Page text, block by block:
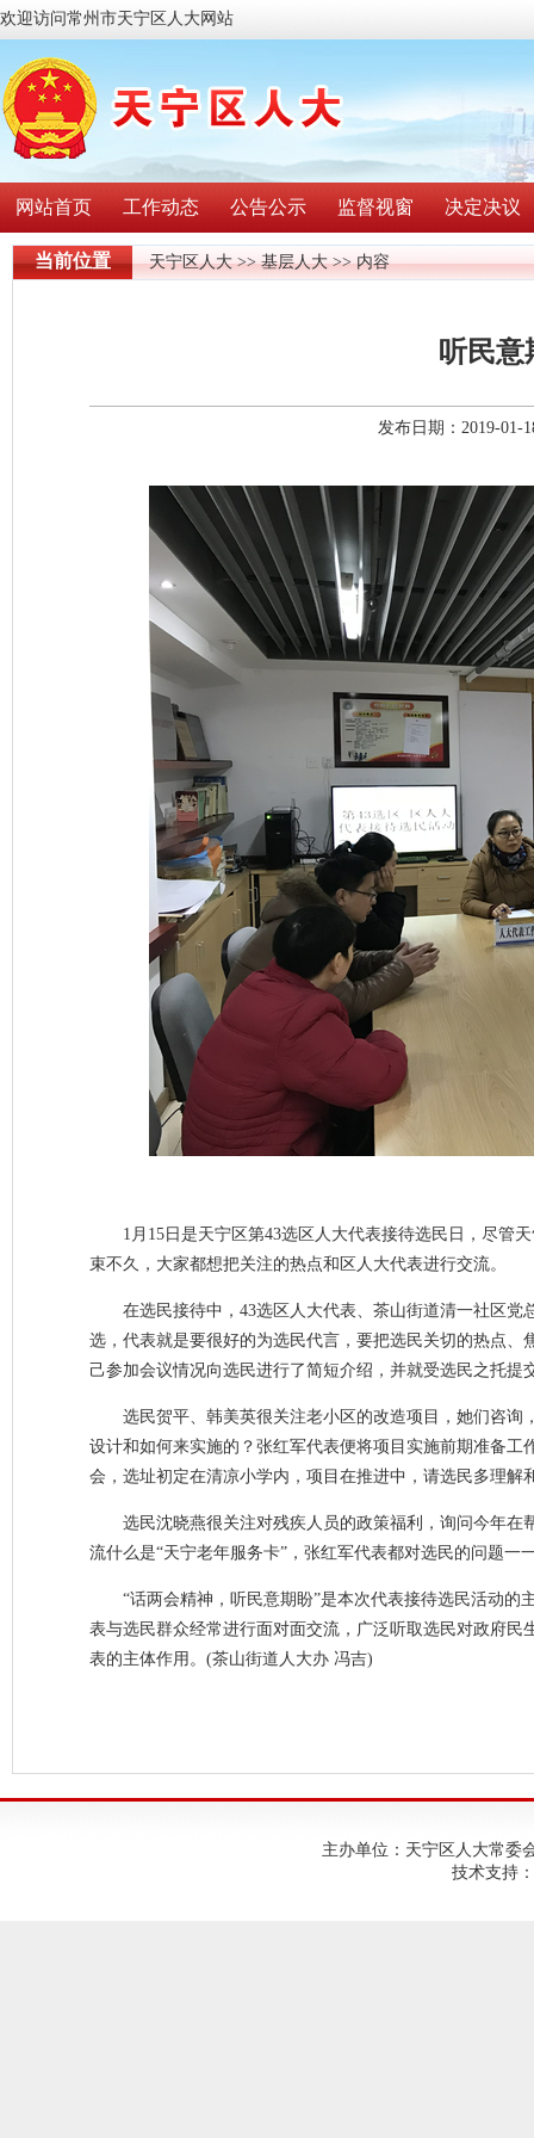
欢迎访问常州市天宁区人大网站
网站首页 工作动态 公告公示 监督视窗 决定决议
当前位置 天宁区人大>>基层人大>> 内容
听民
发布日期：2019-01-
1月15日是天宁区第43选区人大代表接待选民日，尽管
束不久，大家都想把关注的热点和区人大代表进行交流。
在选民接待中，43选区人大代表、茶山街道清一社区
选，代表就是要很好的为选民代言，要把选民关切的热点
己参加会议情况向选民进行了简短介绍，并就受选民之托
选民贺平、韩美英很关注老小区的改造项目，她们咨
设计和如何来实施的？张红军代表便将项目实施前期准备
会，选址初定在清凉小学内，项目在推进中，请选民多理解
选民沈晓燕很关注对残疾人员的政策福利，询问今年
流什么是“天宁老年服务卡”，张红军代表都对选民的问题一
“话两会精神，听民意期盼”是本次代表接待选民活动
表与选民群众经常进行面对面交流，广泛听取选民对政府
表的主体作用。(茶山街道人大办 冯吉)
主办单位：天宁区人大常委
技术支持